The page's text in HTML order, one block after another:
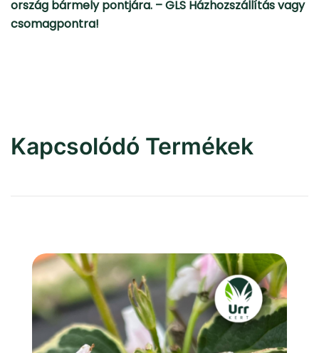
ország bármely pontjára. – GLS Házhozszállítás vagy
csomagpontra!
Kapcsolódó Termékek